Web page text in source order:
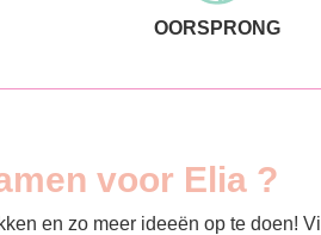
OORSPRONG
voor Elia ?
en zo meer ideeën op te doen!